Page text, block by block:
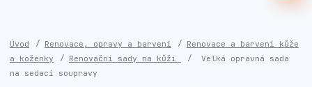
Úvod Renovace, opravy a barvení
Renovace a barvení kůže
a koženky
Renovační sady na kůži
Velká opravná sada
na sedací soupravy